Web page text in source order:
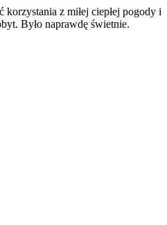
z miłej ciepłej pogody i
Było naprawdę świetnie.